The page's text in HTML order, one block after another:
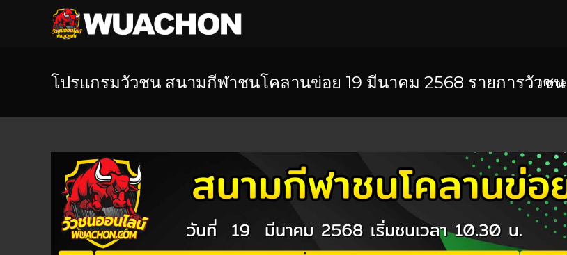
โปรแกรมวัวชน สนามกีฬาชนโคลานข่อย 19 มีนาคม 2568 รายการวัวชน
Home